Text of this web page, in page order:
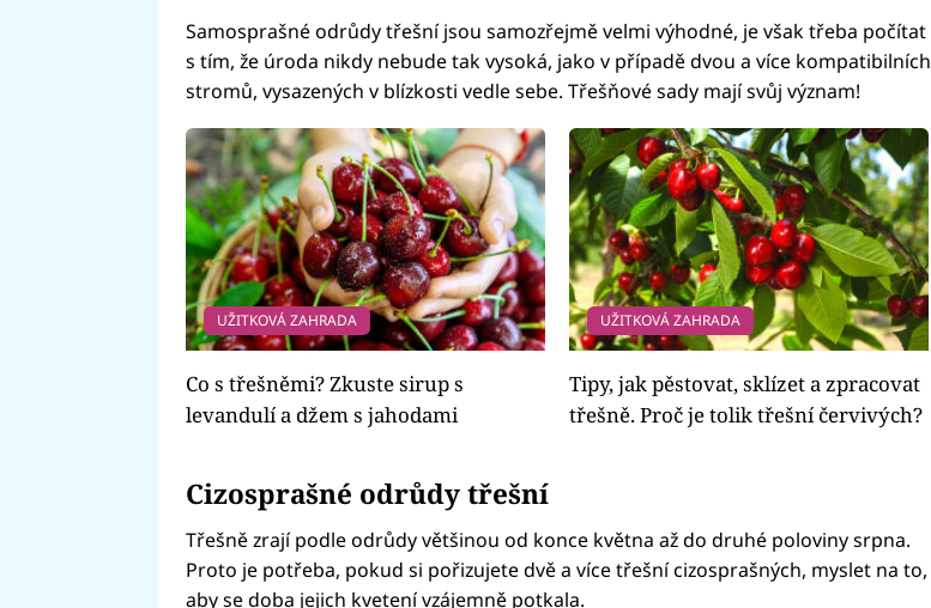
Samosprašné odrůdy třešní jsou samozřejmě velmi výhodné, je však třeba počítat
s tím, že úroda nikdy nebude tak vysoká, jako v případě dvou a více kompatibilních
stromů, vysazených v blízkosti vedle sebe. Třešňové sady mají svůj význam!
UŽITKOVÁ ZAHRADA
Co s třešněmi? Zkuste sirup s
levandulí a džem s jahodami
UŽITKOVÁ ZAHRADA
Tipy, jak pěstovat, sklízet a zpracovat
třešně. Proč je tolik třešní červivých?
Cizosprašné odrůdy třešní
Třešně zrají podle odrůdy většinou od konce května až do druhé poloviny srpna.
Proto je potřeba, pokud si pořizujete dvě a více třešní cizosprašných, myslet na to,
aby se doba jejich kvetení vzájemně potkala.